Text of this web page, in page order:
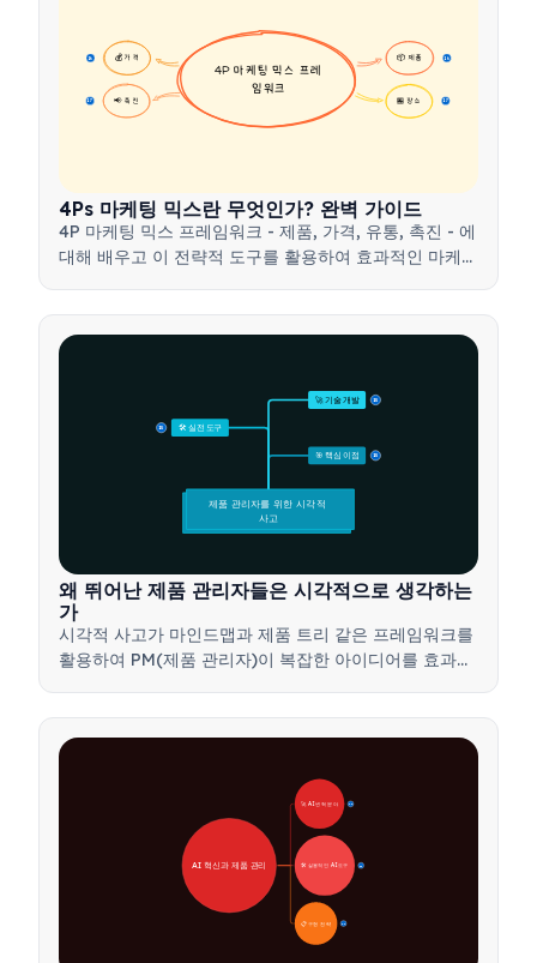
📦 제품 16
💰 가격
16
🏪 장소 17
📢 촉진
17
4P 마케팅 믹스 프레
임워크
4Ps 마케팅 믹스란 무엇인가? 완벽 가이드
4P 마케팅 믹스 프레임워크 - 제품, 가격, 유통, 촉진 - 에
대해 배우고 이 전략적 도구를 활용하여 효과적인 마케팅
🎯 핵심 이점 15
🛠️ 실전 도구
15
🚀 기술 개발 15
제품 관리자를 위한 시각적
사고
왜 뛰어난 제품 관리자들은 시각적으로 생각하는
가
시각적 사고가 마인드맵과 제품 트리 같은 프레임워크를
활용하여 PM(제품 관리자)이 복잡한 아이디어를 효과적
🚀 AI 변혁 분야 28
🛠️ 실용적인 AI 도구 31
📋 구현 전략
AI 혁신과 제품 관리